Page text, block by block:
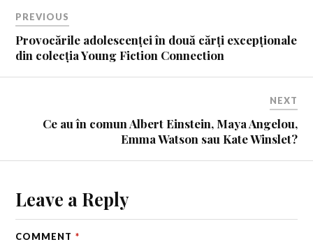
PREVIOUS
Provocările adolescenței în două cărți excepționale
din colecția Young Fiction Connection
NEXT
Ce au în comun Albert Einstein, Maya Angelou,
Emma Watson sau Kate Winslet?
Leave a Reply
COMMENT *